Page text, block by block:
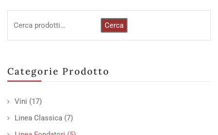
Cerca
Categorie Prodotto
Vini (17)
Linea Classica (7)